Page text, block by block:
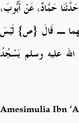
حَمَّادٌ، عَنْ أَيُّوبَ،
ـ قَالَ ‏{‏ص‏}‏ لَيْسَ
عليه وسلم يَسْجُدُ
Amesimulia Ibn